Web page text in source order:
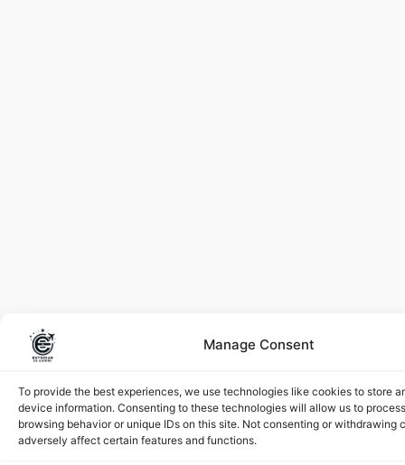
Manage Consent
To provide the best experiences, we use technologies like cookies to store
device information. Consenting to these technologies will allow us to
browsing behavior or unique IDs on this site. Not consenting or withdrawing
adversely affect certain features and functions.